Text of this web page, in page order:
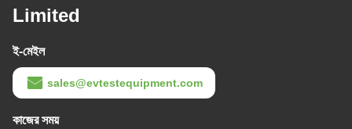
Limited
ই-মেইল
sales@evtestequipment.com
কাজের সময়